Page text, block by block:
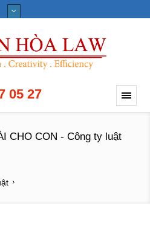
05 27
CHO CON - Công ty luật